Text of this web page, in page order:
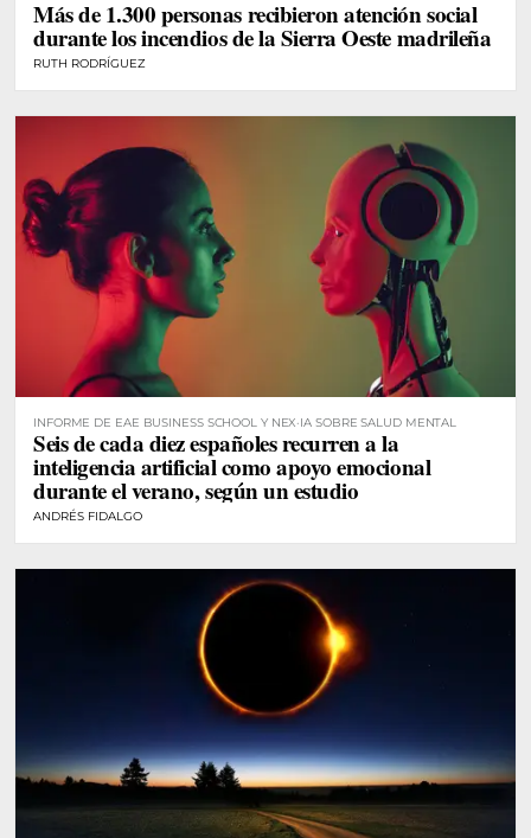
Más de 1.300 personas recibieron atención social
durante los incendios de la Sierra Oeste madrileña
RUTH RODRÍGUEZ
INFORME DE EAE BUSINESS SCHOOL Y NEX·IA SOBRE SALUD MENTAL
Seis de cada diez españoles recurren a la
inteligencia artificial como apoyo emocional
durante el verano, según un estudio
ANDRÉS FIDALGO